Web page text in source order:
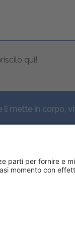
qui!
li mette in corpo,